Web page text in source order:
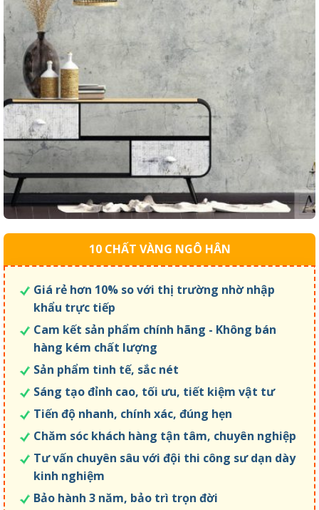
10 CHẤT VÀNG NGÔ HÂN
Giá rẻ hơn 10% so với thị trường nhờ nhập
khẩu trực tiếp
Cam kết sản phẩm chính hãng - Không bán
hàng kém chất lượng
Sản phẩm tinh tế, sắc nét
Sáng tạo đỉnh cao, tối ưu, tiết kiệm vật tư
Tiến độ nhanh, chính xác, đúng hẹn
Chăm sóc khách hàng tận tâm, chuyên nghiệp
Tư vấn chuyên sâu với đội thi công sư dạn dày
kinh nghiệm
Bảo hành 3 năm, bảo trì trọn đời